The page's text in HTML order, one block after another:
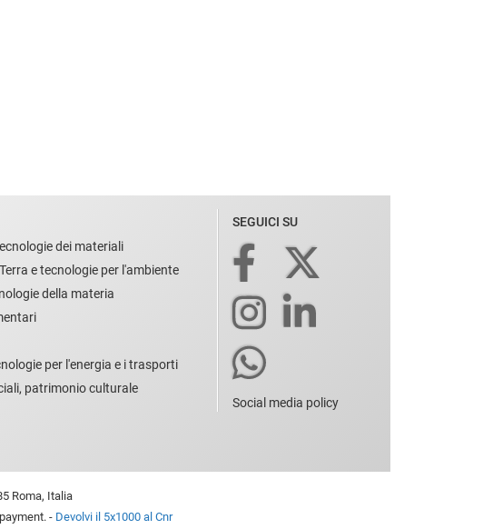
dei materiali
e tecnologie per l'ambiente
della materia
per l'energia e i trasporti
patrimonio culturale
SEGUICI SU
Social media policy
Roma, Italia
- Devolvi il 5x1000 al Cnr